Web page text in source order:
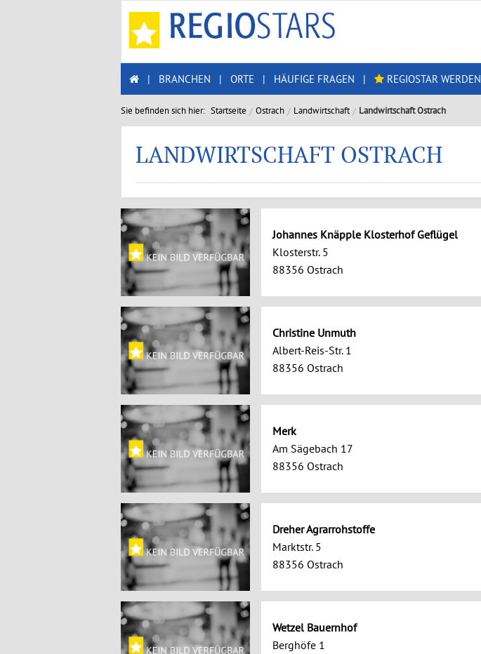
| BRANCHEN | ORTE | HÄUFIGE FRAGEN | REGIOSTAR WERDEN
Sie befinden sich hier: Startseite Ostrach Landwirtschaft Landwirtschaft Ostrach
LANDWIRTSCHAFT OSTRACH
Johannes Knäpple Klosterhof Geflügel
Klosterstr. 5
88356 Ostrach
Christine Unmuth
Albert-Reis-Str. 1
88356 Ostrach
Merk
Am Sägebach 17
88356 Ostrach
Dreher Agrarrohstoffe
Marktstr. 5
88356 Ostrach
Wetzel Bauernhof
Berghöfe 1